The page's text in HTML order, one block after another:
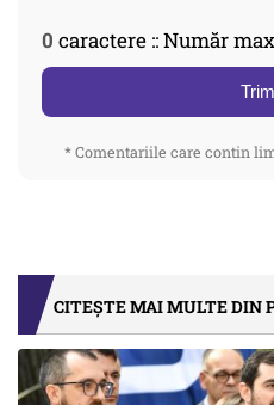
0 caractere :: Număr
* Comentariile care contin
CITEȘTE MAI MULTE DIN